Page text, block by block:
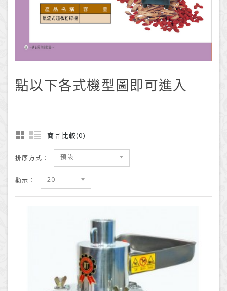
點以下各式機型圖即可進入
商品比較(0)
排序方式： 預設
顯示： 20